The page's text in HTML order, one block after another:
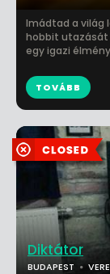
Imádtad a világ
hobbit utazását
egy igazi
TOVÁBB
Diktátor
BUDAPEST